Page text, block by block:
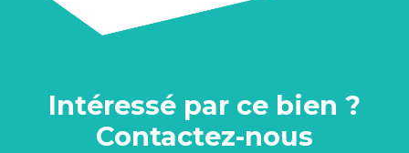
Intéressé par ce bien ?
Contactez-nous